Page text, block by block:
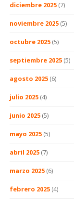
diciembre 2025 (7)
noviembre 2025 (5)
octubre 2025 (5)
septiembre 2025 (5)
agosto 2025 (6)
julio 2025 (4)
junio 2025 (5)
mayo 2025 (5)
abril 2025 (7)
marzo 2025 (6)
febrero 2025 (4)